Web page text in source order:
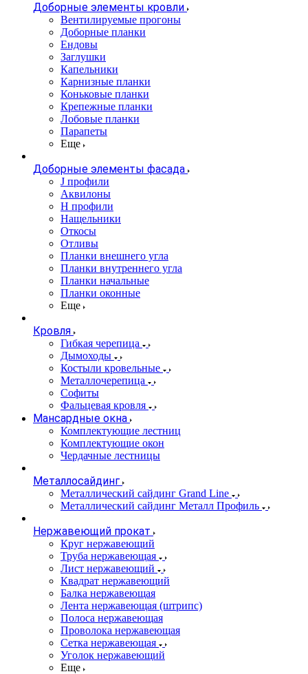
Доборные элементы кровли
Вентилируемые прогоны
Доборные планки
Ендовы
Заглушки
Капельники
Карнизные планки
Коньковые планки
Крепежные планки
Лобовые планки
Парапеты
Еще
Доборные элементы фасада
J профили
Аквилоны
Н профили
Нащельники
Откосы
Отливы
Планки внешнего угла
Планки внутреннего угла
Планки начальные
Планки оконные
Еще
Кровля
Гибкая черепица
Дымоходы
Костыли кровельные
Металлочерепица
Софиты
Фальцевая кровля
Мансардные окна
Комплектующие лестниц
Комплектующие окон
Чердачные лестницы
Металлосайдинг
Металлический сайдинг Grand Line
Металлический сайдинг Металл Профиль
Нержавеющий прокат
Круг нержавеющий
Труба нержавеющая
Лист нержавеющий
Квадрат нержавеющий
Балка нержавеющая
Лента нержавеющая (штрипс)
Полоса нержавеющая
Проволока нержавеющая
Сетка нержавеющая
Уголок нержавеющий
Еще